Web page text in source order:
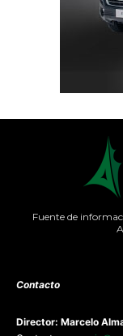
Fuente de
Contacto
Director: Marcelo